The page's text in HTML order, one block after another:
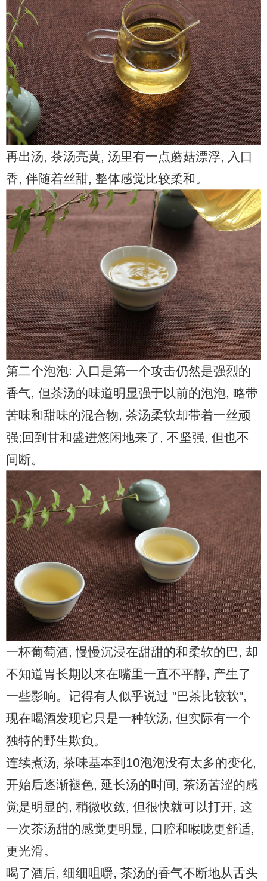
再出汤, 茶汤亮黄, 汤里有一点蘑菇漂浮, 入口
香, 伴随着丝甜, 整体感觉比较柔和。
第二个泡泡: 入口是第一个攻击仍然是强烈的
香气, 但茶汤的味道明显强于以前的泡泡, 略带
苦味和甜味的混合物, 茶汤柔软却带着一丝顽
强;回到甘和盛进悠闲地来了, 不坚强, 但也不
间断。
一杯葡萄酒, 慢慢沉浸在甜甜的和柔软的巴, 却
不知道胃长期以来在嘴里一直不平静, 产生了
一些影响。记得有人似乎说过 "巴茶比较软",
现在喝酒发现它只是一种软汤, 但实际有一个
独特的野生欺负。
连续煮汤, 茶味基本到10泡泡没有太多的变化,
开始后逐渐褪色, 延长汤的时间, 茶汤苦涩的感
觉是明显的, 稍微收敛, 但很快就可以打开, 这
一次茶汤甜的感觉更明显, 口腔和喉咙更舒适,
更光滑。
喝了酒后, 细细咀嚼, 茶汤的香气不断地从舌头